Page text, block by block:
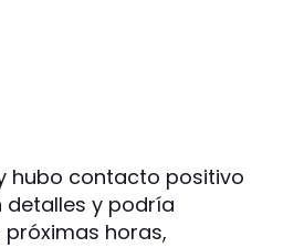
hubo contacto positivo
detalles y podría
horas,